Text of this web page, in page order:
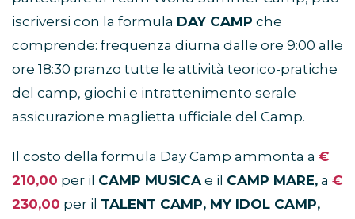
iscriversi con la formula DAY CAMP che
comprende: frequenza diurna dalle ore 9:00 alle
ore 18:30 pranzo tutte le attività teorico-pratiche
del camp, giochi e intrattenimento serale
assicurazione maglietta ufficiale del Camp.
Il costo della formula Day Camp ammonta a €
210,00 per il CAMP MUSICA e il CAMP MARE, a €
230,00 per il TALENT CAMP, MY IDOL CAMP,